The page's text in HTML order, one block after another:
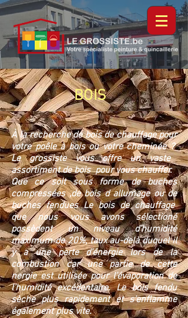
BOIS
À la recherche de bois de chauffage pour
votre poêle à bois ouvotre cheminée ?
Le grossiste vous offre un vaste
assortiment de bois pour vous chauffer.
Que ce soit sous forme de buches
compressées ,de bois d allumage ou de
buches fendues Le bois de chauffage
que nous vous avons sélectioné
possèdent un niveau d’humidité
maximum de 20%, taux au-delà duquel il
y a une perte d’énergie lors de la
combustion car une partie de cette
nergie est utilisée pour l’évaporation de
l’humidité excédentaire. Le bois fendu
sèche plus rapidement et s’enflamme
également plus vite.